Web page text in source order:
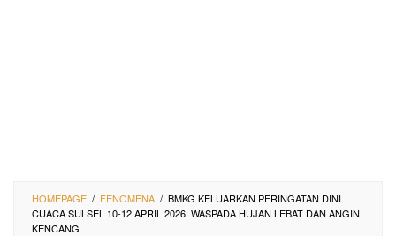
HOMEPAGE / FENOMENA / BMKG KELUARKAN PERINGATAN DINI
CUACA SULSEL 10-12 APRIL 2026: WASPADA HUJAN LEBAT DAN ANGIN
KENCANG